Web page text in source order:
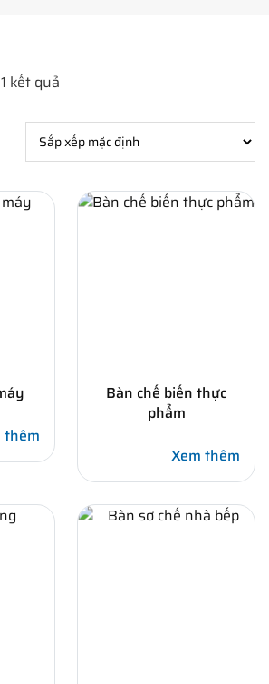
kết quả
thêm
Bàn chế biến thực
phẩm
Xem thêm